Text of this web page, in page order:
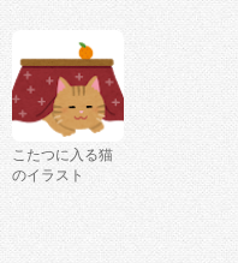
こたつに入る猫
のイラスト